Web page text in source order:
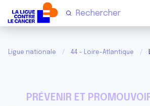
Ligue nationale 44 - Loire-Atlantique
PRÉVENIR ET